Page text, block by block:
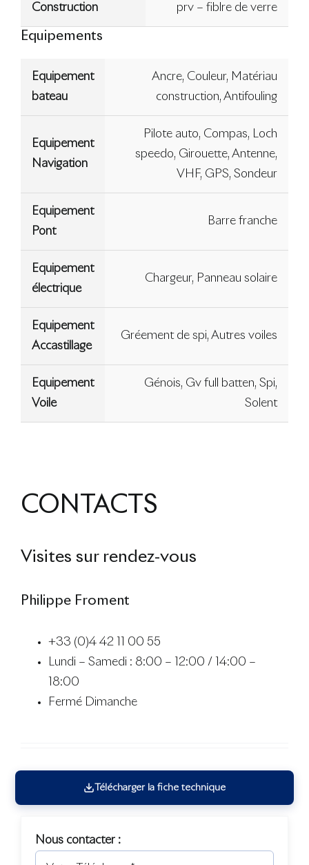
Construction prv – fiblre de verre
Equipements
Equipement
bateau
Ancre, Couleur, Matériau
construction, Antifouling
Equipement
Navigation
Pilote auto, Compas, Loch
speedo, Girouette, Antenne,
VHF, GPS, Sondeur
Equipement
Pont
Barre franche
Equipement
électrique
Chargeur, Panneau solaire
Equipement
Accastillage
Gréement de spi, Autres voiles
Equipement
Voile
Génois, Gv full batten, Spi,
Solent
CONTACTS
Visites sur rendez-vous
Philippe Froment
+33 (0)4 42 11 00 55
Lundi – Samedi : 8:00 – 12:00 / 14:00 –
18:00
Fermé Dimanche
Télécharger la fiche technique
Nous contacter :